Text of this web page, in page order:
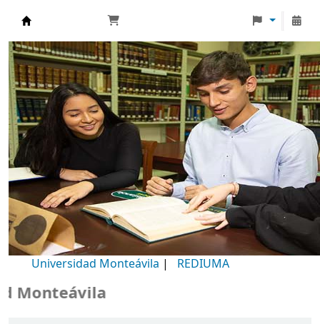
Biblioteca Universidad Monteávila
Universidad Monteávila | REDIUMA